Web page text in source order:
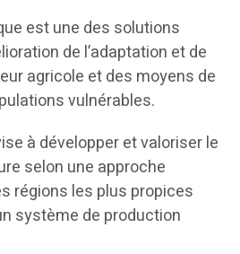
est une des solutions
de l’adaptation et de
agricole et des moyens de
vulnérables.
à développer et valoriser le
selon une approche
régions les plus propices
système de production